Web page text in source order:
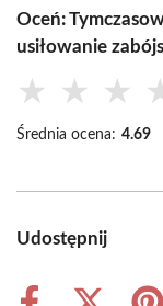
Oceń:
usiłowanie
★ ★ ★
Średnia ocena: 4.69
Udostępnij